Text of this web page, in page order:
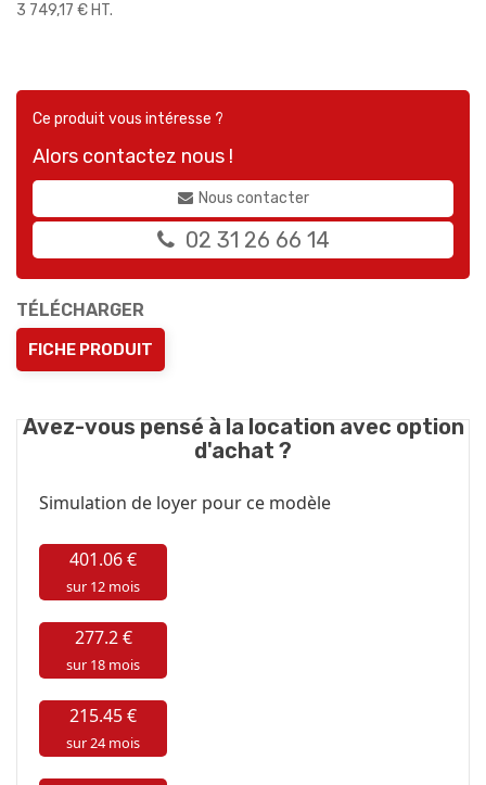
3 749,17 € HT.
Ce produit vous intéresse ?
Alors contactez nous !
Nous contacter
02 31 26 66 14
TÉLÉCHARGER
FICHE PRODUIT
Avez-vous pensé à la location avec option
d'achat ?